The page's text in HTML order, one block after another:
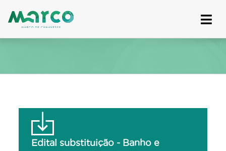
to
Edital substituição - Banho e